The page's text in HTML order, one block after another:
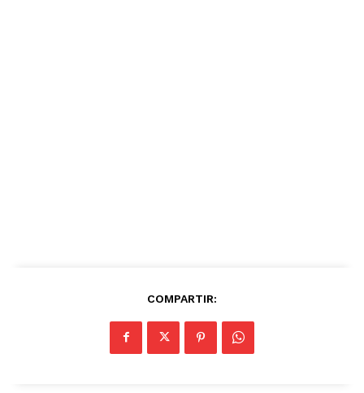
COMPARTIR: